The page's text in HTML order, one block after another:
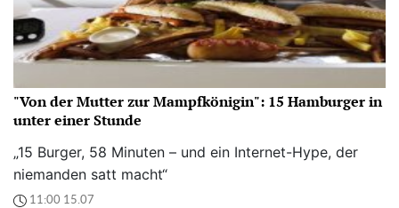
"Von der Mutter zur Mampfkönigin": 15 Hamburger in
unter einer Stunde
„15 Burger, 58 Minuten – und ein Internet-Hype, der
niemanden satt macht“
11:00 15.07